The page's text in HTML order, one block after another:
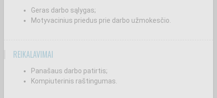
Geras darbo sąlygas;
Motyvacinius priedus prie darbo užmokesčio.
REIKALAVIMAI
Panašaus darbo patirtis;
Kompiuterinis raštingumas.